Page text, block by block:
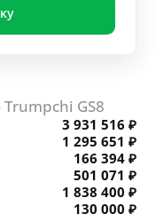
GS8
3 931 516 ₽
1 295 651 ₽
166 394 ₽
501 071 ₽
1 838 400 ₽
130 000 ₽